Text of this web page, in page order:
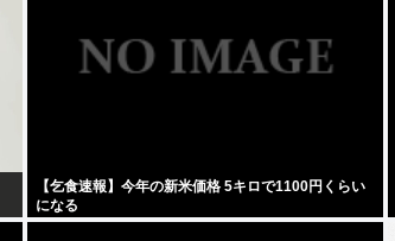
【乞食速報】今年の新米価格 5キロで1100円くらい
になる